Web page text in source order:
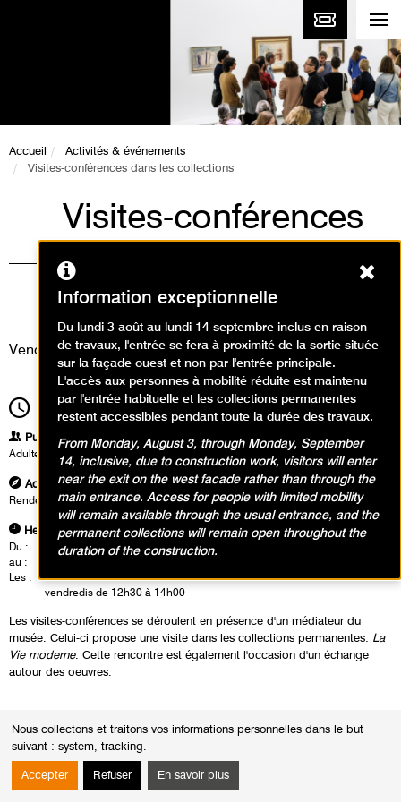
Nous collectons et traitons vos informations personnelles dans le but
suivant : system, tracking.
Accepter Refuser En savoir plus
Accueil
Activités & événements
Visites-conférences dans les collections
Visites-conférences
dans les collections
Visites / Visite de collection
Vendredi 25 mars 2022
12h30
Publics
Adultes
Adresse
Rendez-vous à l'accueil groupe dans le hall du musée
Heures
Du :
Mardi 1 mars 2022
au :
Les :
mardis de 14h30 à 16h00
vendredis de 12h30 à 14h00
Les visites-conférences se déroulent en présence d'un médiateur du
musée. Celui-ci propose une visite dans les collections permanentes: La
Vie moderne. Cette rencontre est également l'occasion d'un échange
autour des oeuvres.
Calendrier des événements
Information exceptionnelle
Du lundi 3 août au lundi 14 septembre inclus en raison
de travaux, l'entrée se fera à proximité de la sortie située
sur la façade ouest et non par l'entrée principale.
L'accès aux personnes à mobilité réduite est maintenu
par l'entrée habituelle et les collections permanentes
restent accessibles pendant toute la durée des travaux.
From Monday, August 3, through Monday, September
14, inclusive, due to construction work, visitors will enter
near the exit on the west facade rather than through the
main entrance. Access for people with limited mobility
will remain available through the usual entrance, and the
permanent collections will remain open throughout the
duration of the construction.